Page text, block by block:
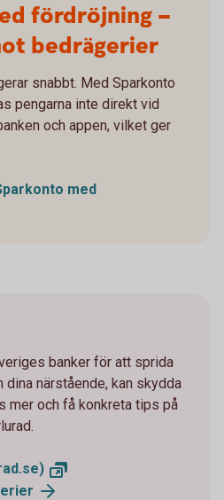
fördröjning –
bedrägerier
snabbt. Med Sparkonto
pengarna inte direkt vid
och appen, vilket ger
med
banker för att sprida
dina närstående, kan skydda
mer och få konkreta tips på